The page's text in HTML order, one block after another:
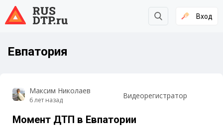
Вход
Евпатория
Максим Николаев
6 лет назад Видеорегистратор
Момент ДТП в Евпатории